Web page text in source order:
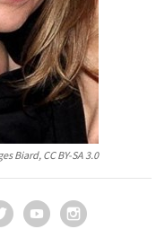
Biard, CC BY-SA 3.0